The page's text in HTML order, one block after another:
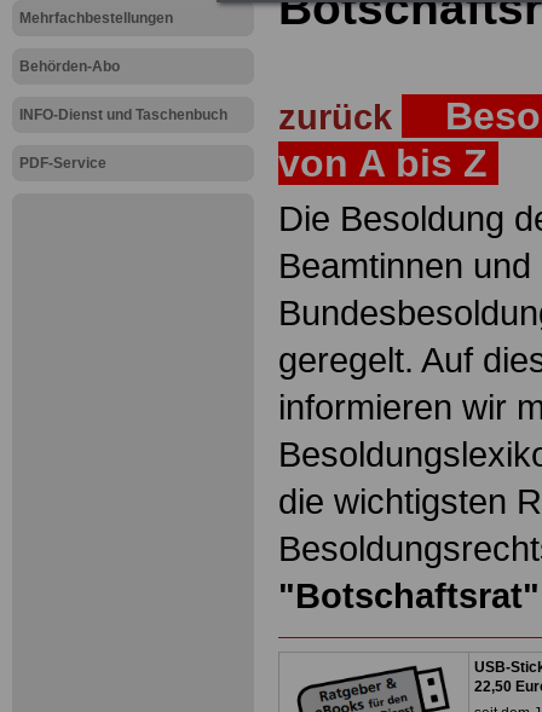
Mehrfachbestellungen
Behörden-Abo
INFO-Dienst und Taschenbuch
PDF-Service
zurück
von A bis Z
Die Besoldung
Beamtinnen
geregelt. Auf
informieren wir
die wichtigsten
"Botschaftsrat"
USB-
22,50